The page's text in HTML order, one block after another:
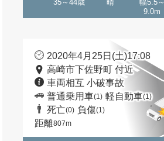
35～44歳 晴
幅5.5～
9.0m
2020年4月25日(土)17:08
高崎市下佐野町 付近
車両相互 小破事故
普通乗用車(1) 軽自動車(1)
死亡(0) 負傷(1)
距離807m